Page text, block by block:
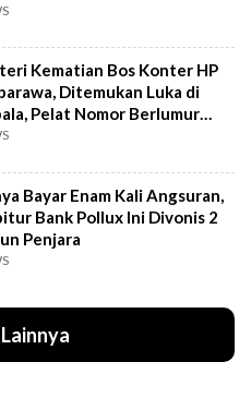
Kematian Bos Konter HP
Ditemukan Luka di
Pelat Nomor Berlumur
Bayar Enam Kali Angsuran,
Bank Pollux Ini Divonis 2
Penjara